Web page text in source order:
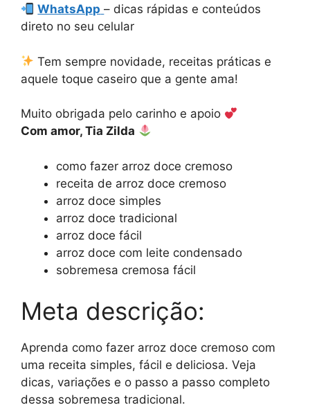
WhatsApp – dicas rápidas e conteúdos
direto no seu celular
Tem sempre novidade, receitas práticas e
aquele toque caseiro que a gente ama!
Muito obrigada pelo carinho e apoio
Com amor, Tia Zilda
como fazer arroz doce cremoso
receita de arroz doce cremoso
arroz doce simples
arroz doce tradicional
arroz doce fácil
arroz doce com leite condensado
sobremesa cremosa fácil
Meta descrição:
Aprenda como fazer arroz doce cremoso com
uma receita simples, fácil e deliciosa. Veja
dicas, variações e o passo a passo completo
dessa sobremesa tradicional.